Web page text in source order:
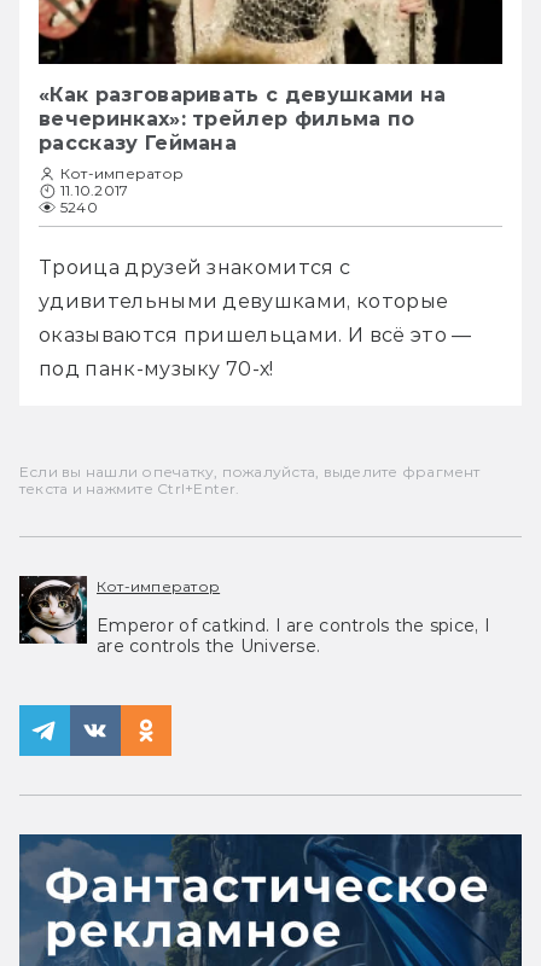
«Как разговаривать с девушками на
вечеринках»: трейлер фильма по
рассказу Геймана
Кот-император
11.10.2017
5240
Троица друзей знакомится с
удивительными девушками, которые
оказываются пришельцами. И всё это —
под панк-музыку 70-х!
Если вы нашли опечатку, пожалуйста, выделите фрагмент
текста и нажмите Ctrl+Enter.
Кот-император
Emperor of catkind. I are controls the spice, I
are controls the Universe.